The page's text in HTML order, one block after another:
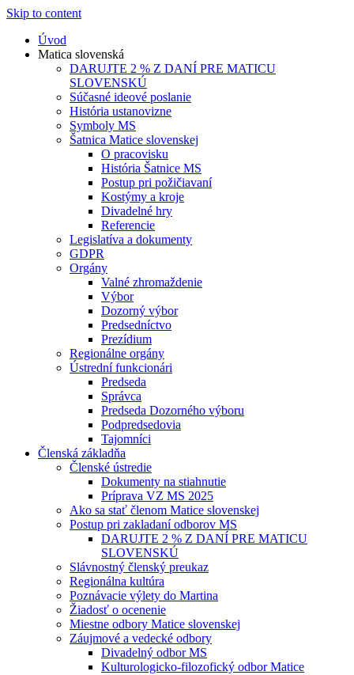
Skip to content
Úvod
Matica slovenská
DARUJTE 2 % Z DANÍ PRE MATICU
SLOVENSKÚ
Súčasné ideové poslanie
História ustanovizne
Symboly MS
Šatnica Matice slovenskej
O pracovisku
História Šatnice MS
Postup pri požičiavaní
Kostýmy a kroje
Divadelné hry
Referencie
Legislatíva a dokumenty
GDPR
Orgány
Valné zhromaždenie
Výbor
Dozorný výbor
Predsedníctvo
Prezídium
Regionálne orgány
Ústrední funkcionári
Predseda
Správca
Predseda Dozorného výboru
Podpredsedovia
Tajomníci
Členská základňa
Členské ústredie
Dokumenty na stiahnutie
Príprava VZ MS 2025
Ako sa stať členom Matice slovenskej
Postup pri zakladaní odborov MS
DARUJTE 2 % Z DANÍ PRE MATICU
SLOVENSKÚ
Slávnostný členský preukaz
Regionálna kultúra
Poznávacie výlety do Martina
Žiadosť o ocenenie
Miestne odbory Matice slovenskej
Záujmové a vedecké odbory
Divadelný odbor MS
Kulturologicko-filozofický odbor Matice